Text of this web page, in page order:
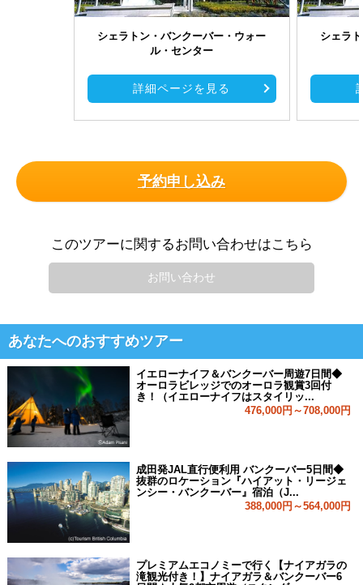
シェラトン・バンクーバー・ウォー
ル・センター
詳細ページを見る
シェラ
予約申し込み
このツアーに関するお問い合わせはこちら
お問い合わせ
あなたへのおすすめツアー
イエローナイフ＆バンクーバー周遊7日間◆
オーロラビレッジでのオーロラ観賞3回付
き！（イエローナイフはスタイリッ...
476,000円～708,000円
成田発JAL直行便利用 バンクーバー5日間◆
抜群のロケーション『ハイアット・リージェ
ンシー・バンクーバー』宿泊（J...
388,000円～564,000円
プレミアムエコノミーで行く【ナイアガラの
滝観光付き！】ナイアガラ＆バンクーバー6